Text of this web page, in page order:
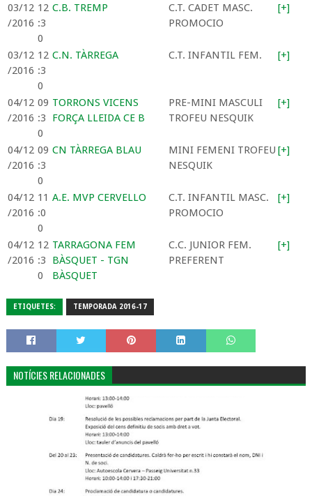
03/12
/2016
12
:3
0
C.B. TREMP
C.T. CADET MASC.
PROMOCIO
[+]
03/12
/2016
12
:3
0
C.N. TÀRREGA C.T. INFANTIL FEM. [+]
04/12
/2016
09
:3
0
TORRONS VICENS
FORÇA LLEIDA CE B
PRE-MINI MASCULI
TROFEU NESQUIK
[+]
04/12
/2016
09
:3
0
CN TÀRREGA BLAU
MINI FEMENI TROFEU
NESQUIK
[+]
04/12
/2016
11
:0
0
A.E. MVP CERVELLO
C.T. INFANTIL MASC.
PROMOCIO
[+]
04/12
/2016
12
:3
0
TARRAGONA FEM
BÀSQUET - TGN
BÀSQUET
C.C. JUNIOR FEM.
PREFERENT
[+]
ETIQUETES: TEMPORADA 2016-17
NOTÍCIES RELACIONADES